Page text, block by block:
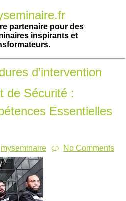
partenaire pour des
inspirants et
d’intervention
de Sécurité :
Essentielles
myseminaire No Comments